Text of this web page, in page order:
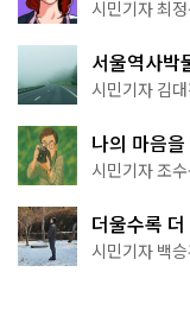
시민기자 최
서울역사박
나는 역사 산
시민기자 김대
나의 마음
상작 공개!
시민기자 조
더울수록
코스'
시민기자 백